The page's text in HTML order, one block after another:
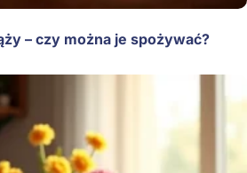
– czy można je spożywać?